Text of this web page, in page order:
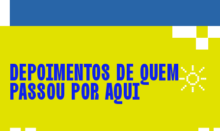
DEPOIMENTOS DE QUEM
PASSOU POR AQUI